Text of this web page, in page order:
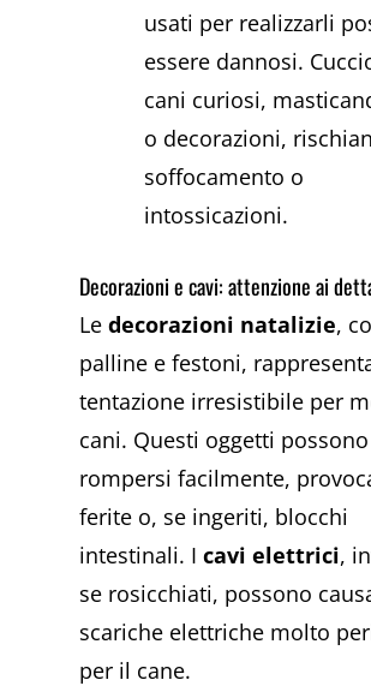
usati per realizzarli
essere dannosi.
cani curiosi,
o decorazioni,
soffocamento o
intossicazioni.
Decorazioni e cavi: attenzione ai
Ledecorazioni natalizie,
palline e festoni,
tentazione irresistibile per
cani. Questi oggetti possono
rompersi facilmente,
ferite o, se ingeriti, blocchi
intestinali. Icavi elettrici,
se rosicchiati, possono
scariche elettriche molto
per il cane.